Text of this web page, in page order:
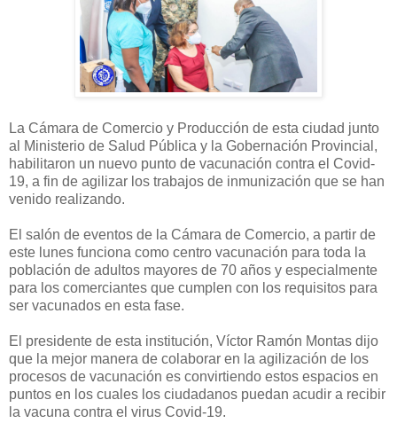
La Cámara de Comercio y Producción de esta ciudad junto
al Ministerio de Salud Pública y la Gobernación Provincial,
habilitaron un nuevo punto de vacunación contra el Covid-
19, a fin de agilizar los trabajos de inmunización que se han
venido realizando.
El salón de eventos de la Cámara de Comercio, a partir de
este lunes funciona como centro vacunación para toda la
población de adultos mayores de 70 años y especialmente
para los comerciantes que cumplen con los requisitos para
ser vacunados en esta fase.
El presidente de esta institución, Víctor Ramón Montas dijo
que la mejor manera de colaborar en la agilización de los
procesos de vacunación es convirtiendo estos espacios en
puntos en los cuales los ciudadanos puedan acudir a recibir
la vacuna contra el virus Covid-19.